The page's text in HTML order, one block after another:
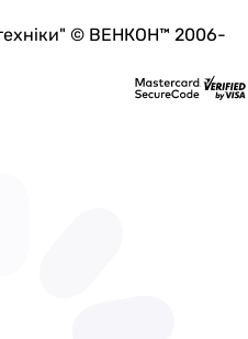
© ВЕНКОН™ 2006-